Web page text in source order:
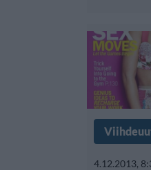
4.12.2013,